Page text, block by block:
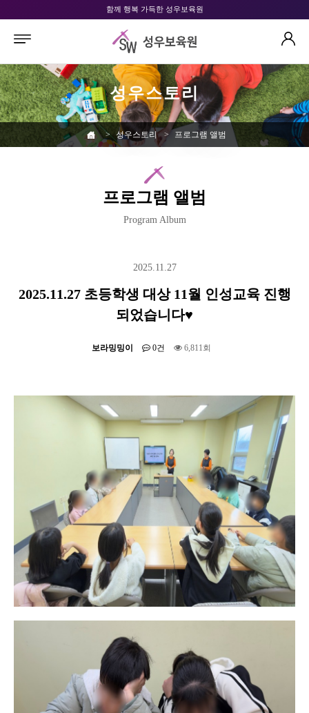
함께 행복 가득한 성우보육원
성우스토리
> 성우스토리 > 프로그램 앨범
프로그램 앨범
Program Album
2025.11.27
2025.11.27 초등학생 대상 11월 인성교육 진행
되었습니다♥
보라밍밍이 0건 6,811회